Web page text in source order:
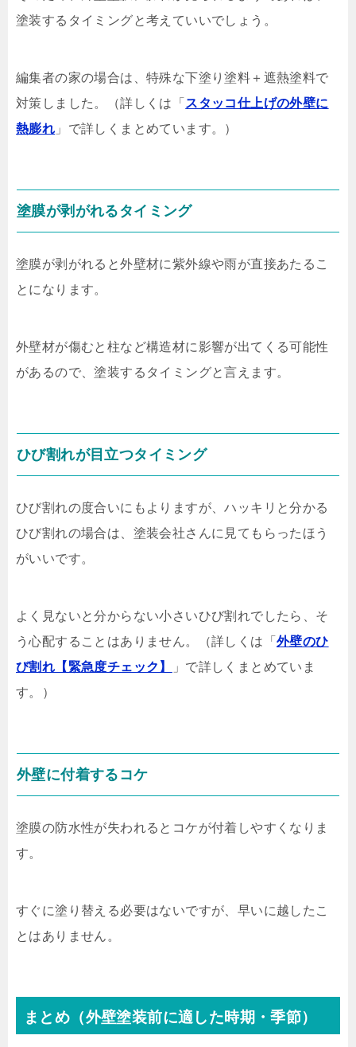
塗装するタイミングと考えていいでしょう。
編集者の家の場合は、特殊な下塗り塗料＋遮熱塗料で
対策しました。（詳しくは「 スタッコ仕上げの外壁に
熱膨れ 」で詳しくまとめています。）
塗膜が剥がれるタイミング
塗膜が剥がれると外壁材に紫外線や雨が直接あたるこ
とになります。
外壁材が傷むと柱など構造材に影響が出てくる可能性
があるので、塗装するタイミングと言えます。
ひび割れが目立つタイミング
ひび割れの度合いにもよりますが、ハッキリと分かる
ひび割れの場合は、塗装会社さんに見てもらったほう
がいいです。
よく見ないと分からない小さいひび割れでしたら、そ
う心配することはありません。（詳しくは「 外壁のひ
び割れ【緊急度チェック】
」で詳しくまとめていま
す。）
外壁に付着するコケ
塗膜の防水性が失われるとコケが付着しやすくなりま
す。
すぐに塗り替える必要はないですが、早いに越したこ
とはありません。
まとめ（外壁塗装前に適した時期・季節）